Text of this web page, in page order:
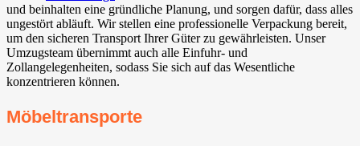
und beinhalten eine gründliche Planung, und sorgen dafür, dass alles
ungestört abläuft. Wir stellen eine professionelle Verpackung bereit,
um den sicheren Transport Ihrer Güter zu gewährleisten. Unser
Umzugsteam übernimmt auch alle Einfuhr- und
Zollangelegenheiten, sodass Sie sich auf das Wesentliche
konzentrieren können.
Möbeltransporte